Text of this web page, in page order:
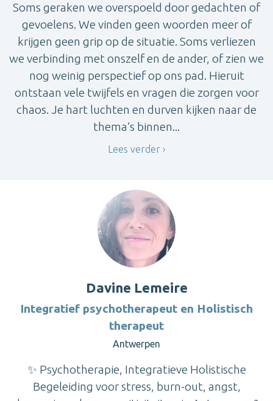
Soms geraken we overspoeld door gedachten of
gevoelens. We vinden geen woorden meer of
krijgen geen grip op de situatie. Soms verliezen
we verbinding met onszelf en de ander, of zien we
nog weinig perspectief op ons pad. Hieruit
ontstaan vele twijfels en vragen die zorgen voor
chaos. Je hart luchten en durven kijken naar de
thema’s binnen...
Lees verder
Davine Lemeire
Integratief psychotherapeut en Holistisch
therapeut
Antwerpen
✨ Psychotherapie, Integratieve Holistische
Begeleiding voor stress, burn-out, angst,